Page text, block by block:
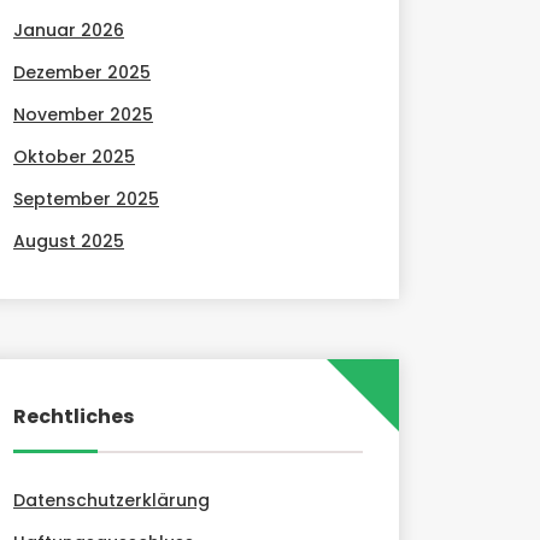
Januar 2026
Dezember 2025
November 2025
Oktober 2025
September 2025
August 2025
Rechtliches
Datenschutzerklärung